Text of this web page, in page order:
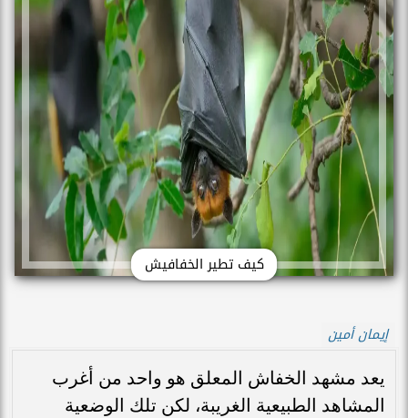
كيف تطير الخفافيش
إيمان أمين
يعد مشهد الخفاش المعلق هو واحد من أغرب
المشاهد الطبيعية الغريبة، لكن تلك الوضعية